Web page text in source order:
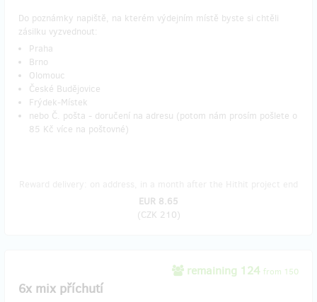
Do poznámky napiště, na kterém výdejním místě byste si chtěli
zásilku vyzvednout:
Praha
Brno
Olomouc
České Budějovice
Frýdek-Místek
nebo Č. pošta - doručení na adresu (potom nám prosím pošlete o
85 Kč více na poštovné)
EUR 8.65
(CZK 210)
remaining 124 from 150
6x mix příchutí